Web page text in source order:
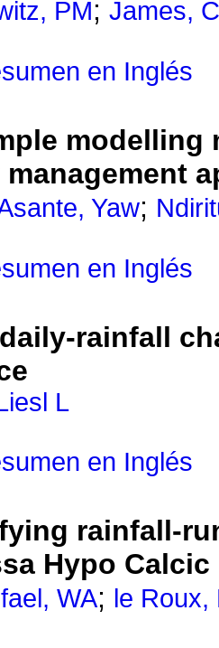
PM; James,
en Inglés
modelling
Yaw;
en Inglés
rainfall
L
en Inglés
rainfall-
Hypo
WA; le Roux,